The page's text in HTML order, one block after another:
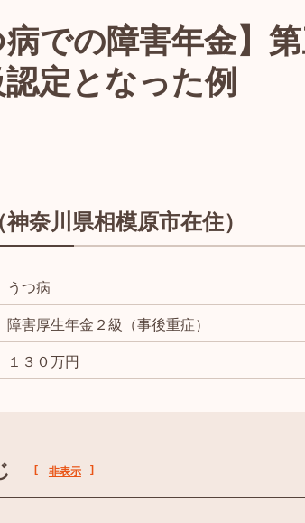
病での障害年金】
定となった例
奈川県相模原市在住）
うつ病
障害厚生年金２級（事後重症）
１３０万円
[ 非表示 ]